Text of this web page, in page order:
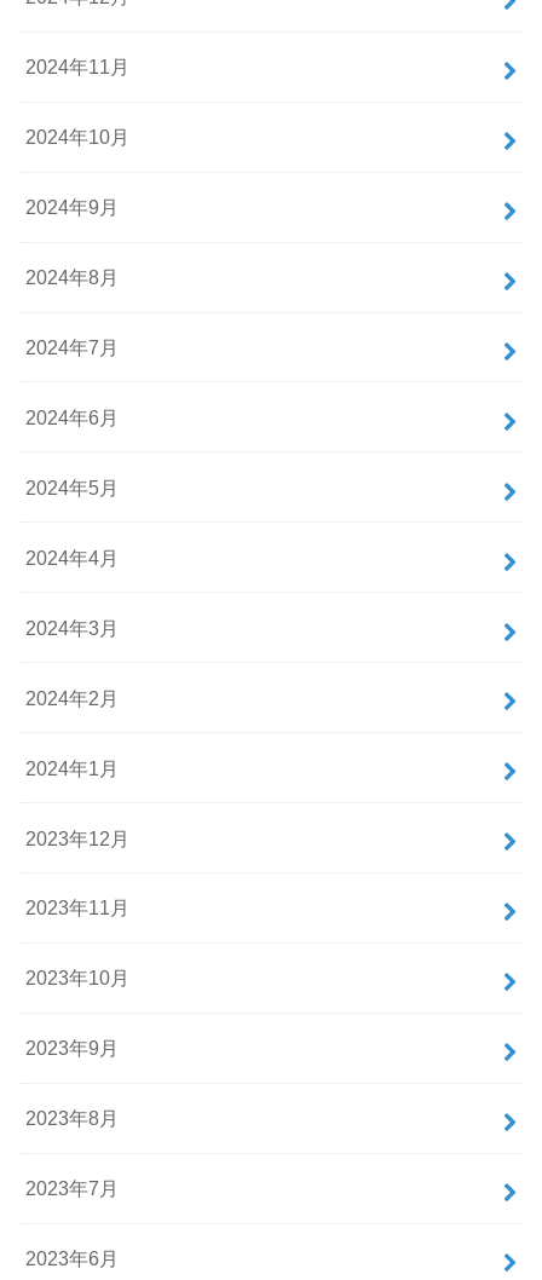
2024年11月
2024年10月
2024年9月
2024年8月
2024年7月
2024年6月
2024年5月
2024年4月
2024年3月
2024年2月
2024年1月
2023年12月
2023年11月
2023年10月
2023年9月
2023年8月
2023年7月
2023年6月